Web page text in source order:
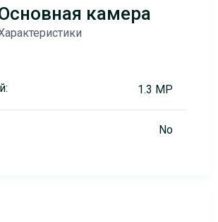
камера
1.3 MP
No